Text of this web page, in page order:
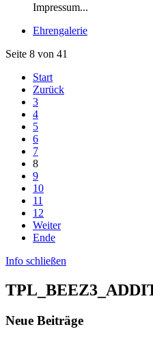
Impressum...
Ehrengalerie
Seite 8 von 41
Start
Zurück
3
4
5
6
7
8
9
10
11
12
Weiter
Ende
Info schließen
Neue Beiträge